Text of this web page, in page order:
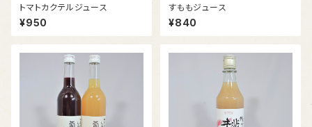
トマトカクテルジュース
¥950
すももジュース
¥840